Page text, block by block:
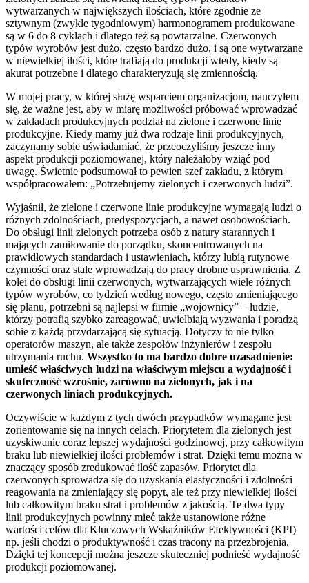
wytwarzanych w największych ilościach, które zgodnie ze
sztywnym (zwykle tygodniowym) harmonogramem produkowane
są w 6 do 8 cyklach i dlatego też są powtarzalne. Czerwonych
typów wyrobów jest dużo, często bardzo dużo, i są one wytwarzane
w niewielkiej ilości, które trafiają do produkcji wtedy, kiedy są
akurat potrzebne i dlatego charakteryzują się zmiennością.
W mojej pracy, w której służę wsparciem organizacjom, nauczyłem
się, że ważne jest, aby w miarę możliwości próbować wprowadzać
w zakładach produkcyjnych podział na zielone i czerwone linie
produkcyjne. Kiedy mamy już dwa rodzaje linii produkcyjnych,
zaczynamy sobie uświadamiać, że przeoczyliśmy jeszcze inny
aspekt produkcji poziomowanej, który należałoby wziąć pod
uwagę. Świetnie podsumował to pewien szef zakładu, z którym
współpracowałem: „Potrzebujemy zielonych i czerwonych ludzi”.
Wyjaśnił, że zielone i czerwone linie produkcyjne wymagają ludzi o
różnych zdolnościach, predyspozycjach, a nawet osobowościach.
Do obsługi linii zielonych potrzeba osób z natury starannych i
mających zamiłowanie do porządku, skoncentrowanych na
prawidłowych standardach i ustawieniach, którzy lubią rutynowe
czynności oraz stale wprowadzają do pracy drobne usprawnienia. Z
kolei do obsługi linii czerwonych, wytwarzających wiele różnych
typów wyrobów, co tydzień według nowego, często zmieniającego
się planu, potrzebni są najlepsi w firmie „wojownicy” – ludzie,
którzy potrafią szybko zareagować, uwielbiają wyzwania i poradzą
sobie z każdą przydarzającą się sytuacją. Dotyczy to nie tylko
operatorów maszyn, ale także zespołów inżynierów i zespołu
utrzymania ruchu. Wszystko to ma bardzo dobre uzasadnienie:
umieść właściwych ludzi na właściwym miejscu a wydajność i
skuteczność wzrośnie, zarówno na zielonych, jak i na
czerwonych liniach produkcyjnych.
Oczywiście w każdym z tych dwóch przypadków wymagane jest
zorientowanie się na innych celach. Priorytetem dla zielonych jest
uzyskiwanie coraz lepszej wydajności godzinowej, przy całkowitym
braku lub niewielkiej ilości problemów i strat. Dzięki temu można w
znaczący sposób zredukować ilość zapasów. Priorytet dla
czerwonych sprowadza się do uzyskania elastyczności i zdolności
reagowania na zmieniający się popyt, ale też przy niewielkiej ilości
lub całkowitym braku strat i problemów z jakością. Te dwa typy
linii produkcyjnych powinny mieć także ustanowione różne
wartości celów dla Kluczowych Wskaźników Efektywności (KPI)
np. jeśli chodzi o produktywność i czas tracony na przezbrojenia.
Dzięki tej koncepcji można jeszcze skuteczniej podnieść wydajność
produkcji poziomowanej.